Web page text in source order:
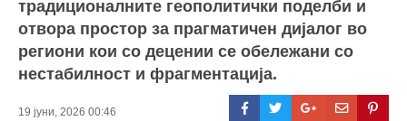
традиционалните геополитички поделби и
отвора простор за прагматичен дијалог во
региони кои со децении се обележани со
нестабилност и фрагментација.
19 јуни, 2026 00:46